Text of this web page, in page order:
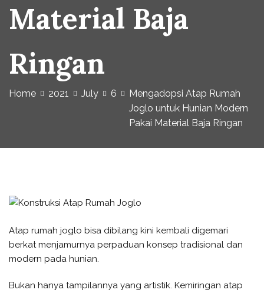
Material Baja
Ringan
Home 2021 July 6
Mengadopsi Atap Rumah
Joglo untuk Hunian Modern
Pakai Material Baja Ringan
Atap rumah joglo bisa dibilang kini kembali digemari
berkat menjamurnya perpaduan konsep tradisional dan
modern pada hunian.
Bukan hanya tampilannya yang artistik. Kemiringan atap